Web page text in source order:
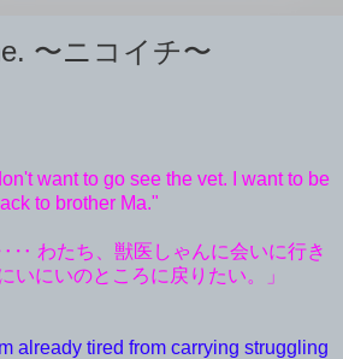
〜ニコイチ〜
want to go see the vet. I want to be
to brother Ma."
わたち、獣医しゃんに会いに行き
いにいのところに戻りたい。」
already tired from carrying struggling